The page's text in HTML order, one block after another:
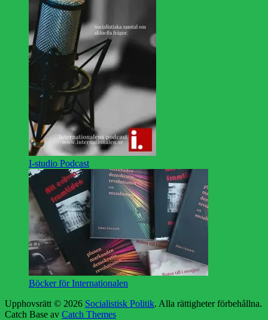
I-studio Podcast
Böcker för Internationalen
Upphovsrätt © 2026 Socialistisk Politik. Alla rättigheter förbehållna.
Catch Base av Catch Themes